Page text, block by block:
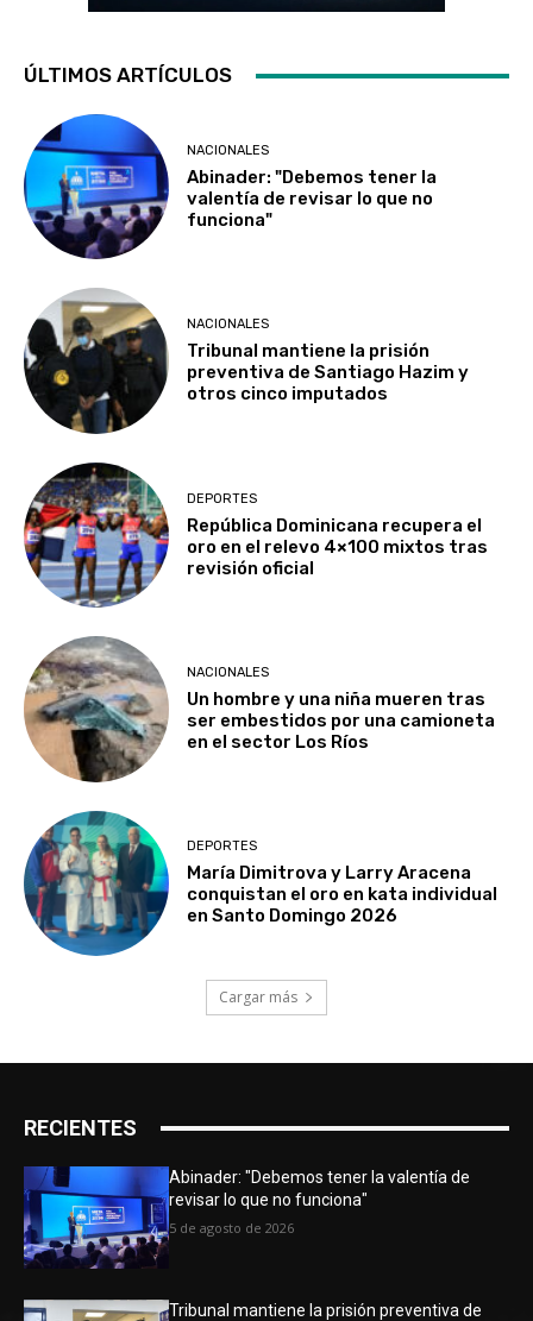
ÚLTIMOS ARTÍCULOS
NACIONALES
Abinader: "Debemos tener la
valentía de revisar lo que no
funciona"
NACIONALES
Tribunal mantiene la prisión
preventiva de Santiago Hazim y
otros cinco imputados
DEPORTES
República Dominicana recupera el
oro en el relevo 4×100 mixtos tras
revisión oficial
NACIONALES
Un hombre y una niña mueren tras
ser embestidos por una camioneta
en el sector Los Ríos
DEPORTES
María Dimitrova y Larry Aracena
conquistan el oro en kata individual
en Santo Domingo 2026
Cargar más
RECIENTES
Abinader: "Debemos tener la valentía de
revisar lo que no funciona"
5 de agosto de 2026
Tribunal mantiene la prisión preventiva de